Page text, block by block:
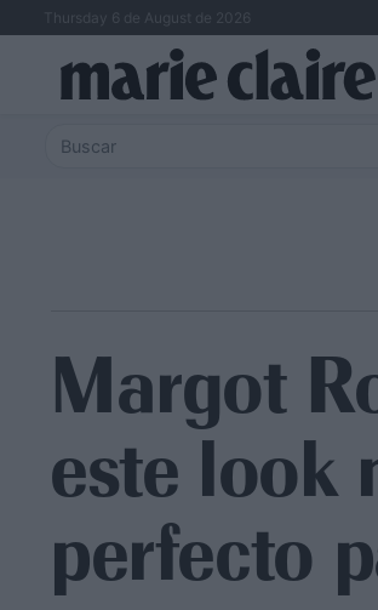
Thursday 6 de August de 2026
Margot
este look
perfecto